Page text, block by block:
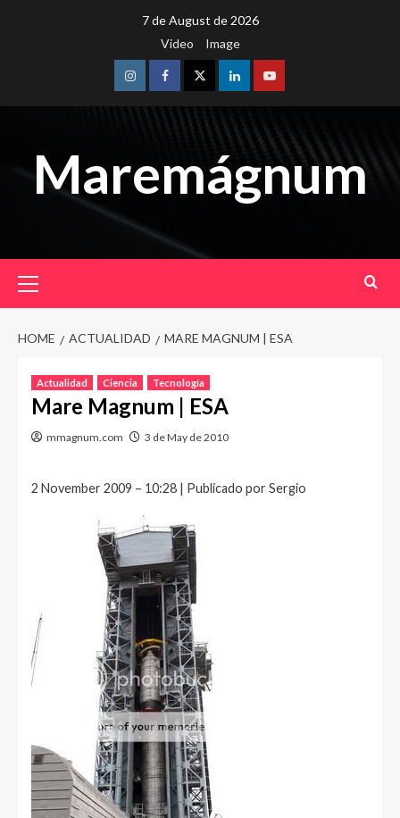
7 de August de 2026
Video
Image
InstagramFacebookTwitterLinkedinYoutube
Maremágnum
Menu
HOME ACTUALIDAD MARE MAGNUM | ESA
Actualidad Ciencia Tecnología
Mare Magnum | ESA
mmagnum.com 3 de May de 2010
2 November 2009 – 10:28 | Publicado por Sergio